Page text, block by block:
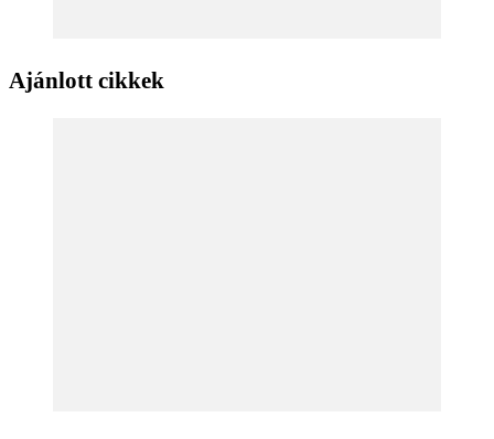
Ajánlott cikkek